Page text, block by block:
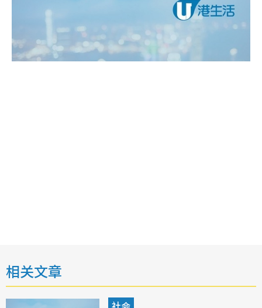
相关文章